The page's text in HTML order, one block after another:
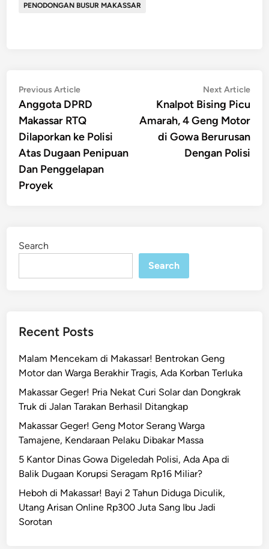
PENODONGAN BUSUR MAKASSAR
Post
navigation
Previous ArticlePrevious
article:
Anggota DPRD
Makassar RTQ
Dilaporkan ke Polisi
Atas Dugaan Penipuan
Dan Penggelapan
Proyek
Next Article
Knalpot Bising Picu
Amarah, 4 Geng Motor
di Gowa Berurusan
Dengan Polisi
Search
Search
Recent Posts
Malam Mencekam di Makassar! Bentrokan Geng
Motor dan Warga Berakhir Tragis, Ada Korban Terluka
Makassar Geger! Pria Nekat Curi Solar dan Dongkrak
Truk di Jalan Tarakan Berhasil Ditangkap
Makassar Geger! Geng Motor Serang Warga
Tamajene, Kendaraan Pelaku Dibakar Massa
5 Kantor Dinas Gowa Digeledah Polisi, Ada Apa di
Balik Dugaan Korupsi Seragam Rp16 Miliar?
Heboh di Makassar! Bayi 2 Tahun Diduga Diculik,
Utang Arisan Online Rp300 Juta Sang Ibu Jadi
Sorotan